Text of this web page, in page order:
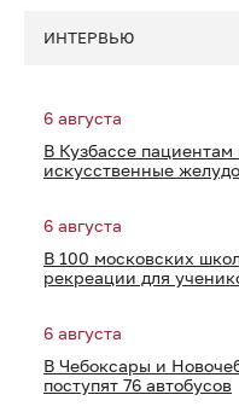
ИНТЕРВЬЮ
6 августа
В Кузбассе
искусственные
6 августа
В 100 московских
рекреации для
6 августа
В Чебоксары и
поступят 76 автобусов